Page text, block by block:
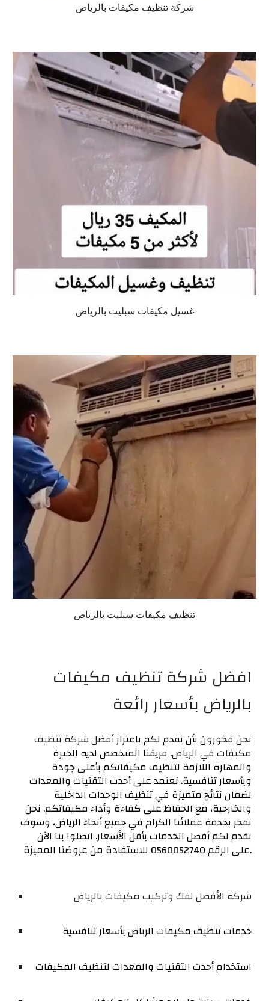
شركة تنظيف مكيفات بالرياض
غسيل مكيفات سبليت بالرياض
تنظيف مكيفات سبليت بالرياض
افضل شركة تنظيف مكيفات
بالرياض بأسعار رائعة
نحن فخورون بأن نقدم لكم باعتزازأفضل شركة تنظيف
مكيفات في الرياض. فريقنا المتخصص لديه الخبرة
والمهارة اللازمة لتنظيف مكيفاتكم بأعلى جودة
وبأسعار تنافسية. نعتمد على أحدث التقنيات والمعدات
لضمان نتائج متميزة في تنظيف الوحدات الداخلية
والخارجية، مع الحفاظ على كفاءة وأداء مكيفاتكم. نحن
نفخر بخدمة عملائنا الكرام في جميع أنحاء الرياض، وسوف
نقدم لكم أفضل الخدمات بأقل الأسعار. اتصلوا بنا الآن
على الرقم 0560052740 للاستفادة من عروضنا المميزة.
شركة الأفضل لفك وتركيب مكيفات بالرياض
خدمات تنظيف مكيفات الرياض بأسعار تنافسية
استخدام أحدث التقنيات والمعدات لتنظيف المكيفات